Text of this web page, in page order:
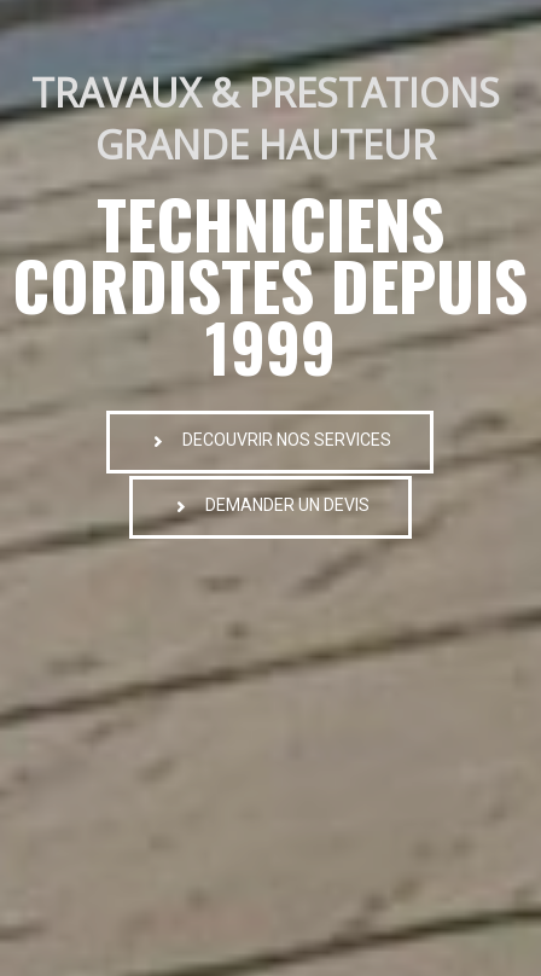
TRAVAUX & PRESTATIONS
GRANDE HAUTEUR
TECHNICIENS
CORDISTES DEPUIS
1999
DECOUVRIR NOS SERVICES
DEMANDER UN DEVIS